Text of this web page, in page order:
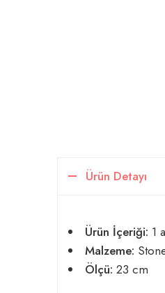
Ürün Detayı
Ürün İçeriği: 1
Malzeme:
Ölçü: 23 cm